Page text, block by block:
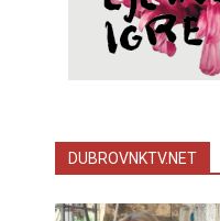
DUBROVNKTV.NET